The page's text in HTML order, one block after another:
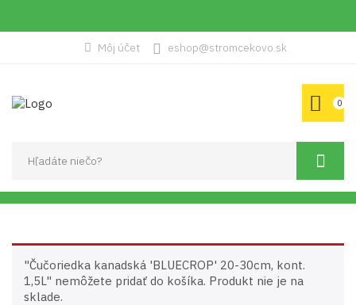
Môj účet eshop@stromcekovo.sk
0
"Čučoriedka kanadská 'BLUECROP' 20-30cm, kont.
1,5L" nemôžete pridať do košíka. Produkt nie je na
sklade.